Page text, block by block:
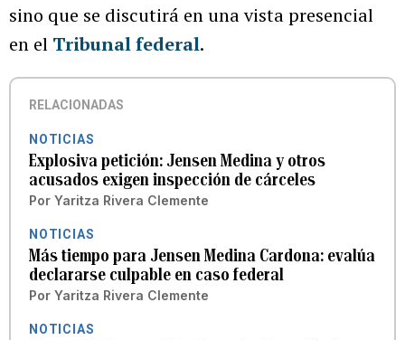
sino que se discutirá en una vista presencial
en el Tribunal federal.
RELACIONADAS
NOTICIAS
Explosiva petición: Jensen Medina y otros
acusados exigen inspección de cárceles
Por Yaritza Rivera Clemente
NOTICIAS
Más tiempo para Jensen Medina Cardona: evalúa
declararse culpable en caso federal
Por Yaritza Rivera Clemente
NOTICIAS